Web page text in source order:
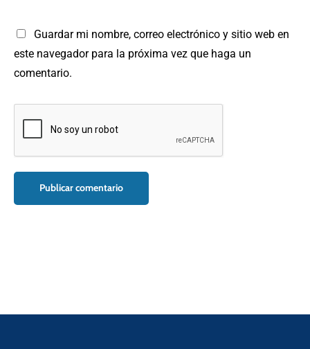
Guardar mi nombre, correo electrónico y sitio web en
este navegador para la próxima vez que haga un
comentario.